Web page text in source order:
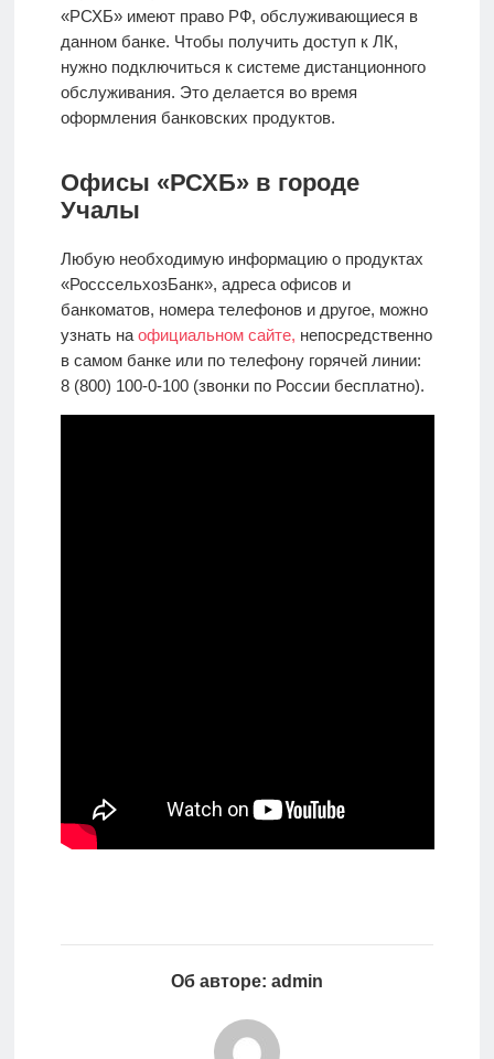
«РСХБ» имеют право РФ, обслуживающиеся в
данном банке. Чтобы получить доступ к ЛК,
нужно подключиться к системе дистанционного
обслуживания. Это делается во время
оформления банковских продуктов.
Офисы «РСХБ» в городе
Учалы
Любую необходимую информацию о продуктах
«РосссельхозБанк», адреса офисов и
банкоматов, номера телефонов и другое, можно
узнать на официальном сайте, непосредственно
в самом банке или по телефону горячей линии:
8 (800) 100-0-100 (звонки по России бесплатно).
Об авторе: admin